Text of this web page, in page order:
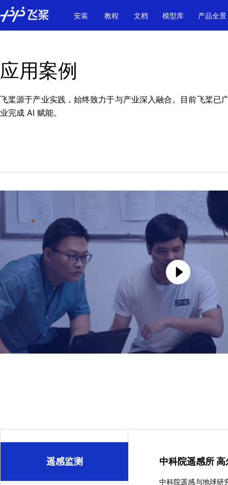
\u200E
安装
教程 文档 模型库 产品全景
应用案例
飞桨源于产业实践，始终致力于与产业深入融合。目前飞桨
业完成 AI 赋能。
遥感监测 中科院遥感所
中科院遥感与地球研